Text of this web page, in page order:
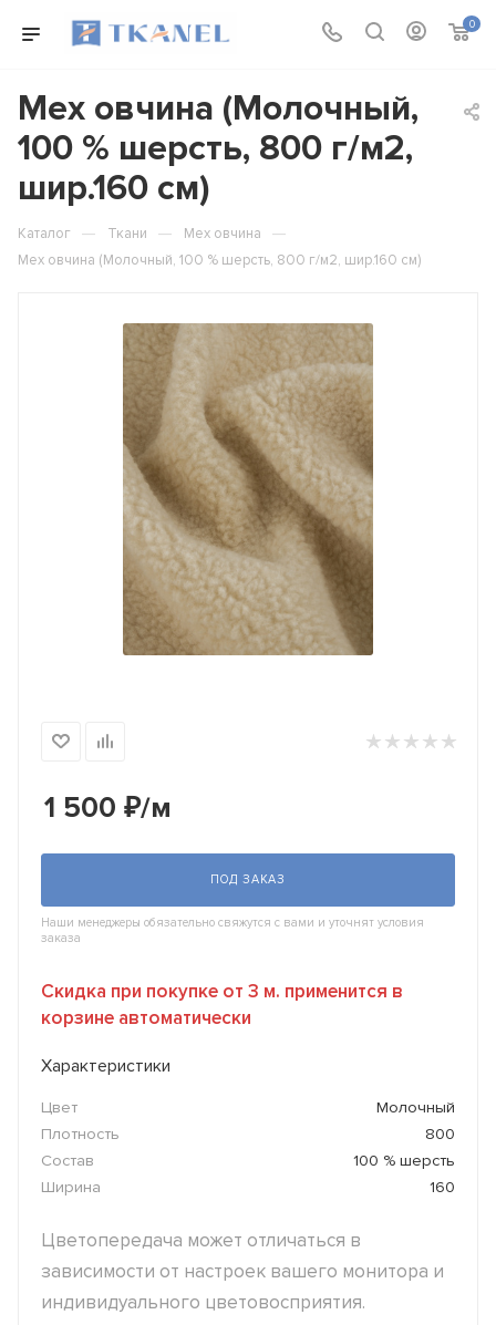
0
Мех овчина (Молочный,
100 % шерсть, 800 г/м2,
шир.160 см)
Каталог — Ткани — Мех овчина —
Мех овчина (Молочный, 100 % шерсть, 800 г/м2, шир.160 см)
1 500 ₽/м
ПОД ЗАКАЗ
Наши менеджеры обязательно свяжутся с вами и уточнят условия
заказа
Скидка при покупке от 3 м. применится в
корзине автоматически
Характеристики
Цвет
Молочный
Плотность
800
Состав
100 % шерсть
Ширина
160
Цветопередача может отличаться в
зависимости от настроек вашего монитора и
индивидуального цветовосприятия.